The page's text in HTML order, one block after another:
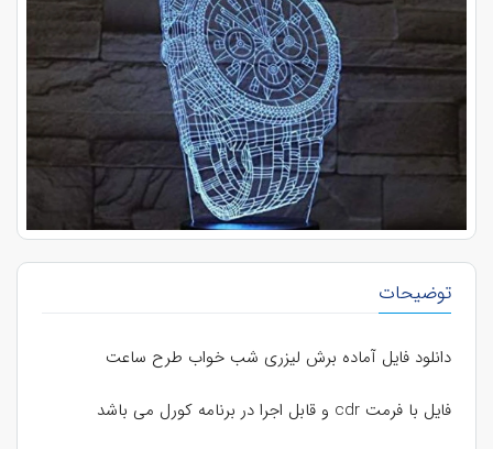
توضیحات
دانلود فایل آماده برش لیزری شب خواب طرح ساعت
فایل با فرمت cdr و قابل اجرا در برنامه کورل می باشد